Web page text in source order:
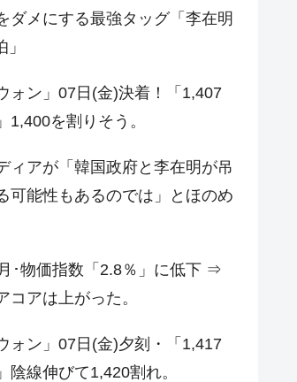
ダメにする最強タッグ「李在明
ォン」07日(金)決着！「1,407
1,400を割りそう。
ィアが「韓国政府と李在明が吊
可能性もあるのでは」とほのめ
･物価指数「2.8％」に低下 ⇒
コアは上がった。
ォン」07日(金)夕刻・「1,417
陰線伸びて1,420割れ。